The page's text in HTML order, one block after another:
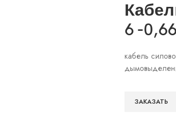
6 -
кабель
ЗАКАЗАТЬ